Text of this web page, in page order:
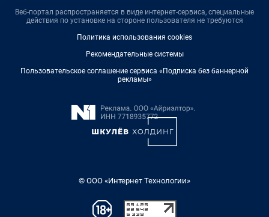
Веб-портал распространяется в виде интернет-сервиса, специальные
действия по установке на стороне пользователя не требуются
Политика использования cookies
Рекомендательные системы
Пользовательское соглашение сервиса «Подписка без баннерной
рекламы»
© ООО «Интернет Технологии»